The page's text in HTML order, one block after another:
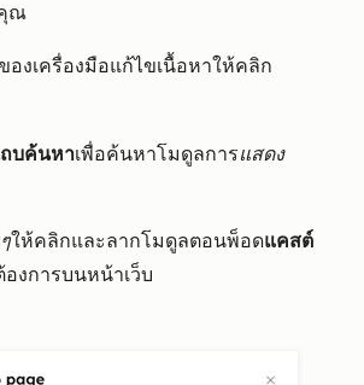
ณ
งเครื่องมือแก้ไขเนื้อหาให้คลิก
บค้นหาเพื่อค้นหาโมดูลการแสดง
ให้คลิกและลากโมดูลตอนพ็อดแคสต์
งการบนหน้าเว็บ